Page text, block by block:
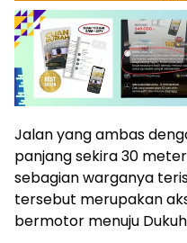
Jalan yang ambas
panjang sekira 30
sebagian warganya
tersebut merupakan
bermotor menuju